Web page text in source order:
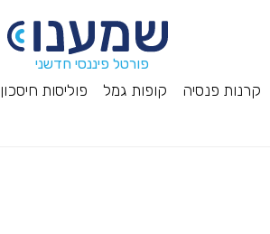
פורטל פיננסי חדשני
קרנות פנסיה קופות גמל פוליסות חיסכון